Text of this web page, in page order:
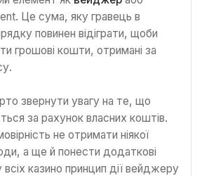
Це сума, яку гравець в
повинен відіграти, щоби
грошові кошти, отримані за
звернути увагу на те, що
за рахунок власних коштів.
не отримати ніякої
а ще й понести додаткові
казино принцип дії вейджеру